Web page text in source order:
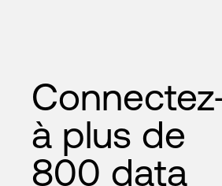
à plus de
800 data